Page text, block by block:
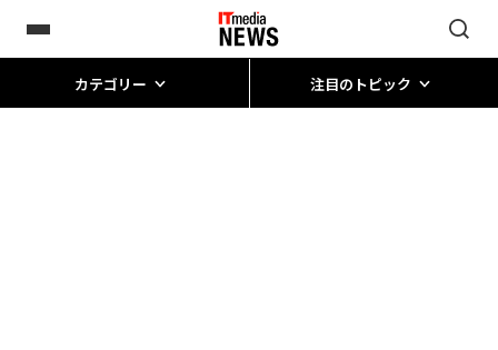
カテゴリー 注目のトピック